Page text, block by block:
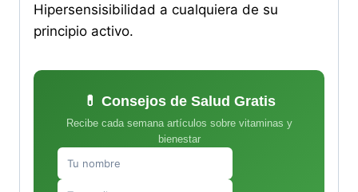
Hipersensisibilidad a cualquiera de su
principio activo.
💊 Consejos de Salud Gratis
Recibe cada semana artículos sobre vitaminas y
bienestar